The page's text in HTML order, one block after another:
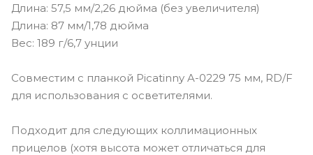
Длина: 57,5 ​​мм/2,26 дюйма (без увеличителя)
Длина: 87 мм/1,78 дюйма
Вес: 189 г/6,7 унции
Совместим с планкой Picatinny A-0229 75 мм, RD/F
для использования с осветителями.
Подходит для следующих коллимационных
прицелов (хотя высота может отличаться для